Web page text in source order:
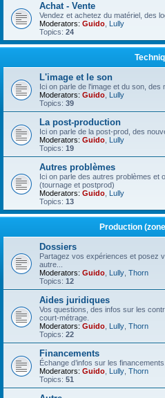
Achat - Vente
Vendez et achetez du matériel, des
Moderators: Guido Lully
Topics: 24
L'image et le son
Ici on parle de l'image et du son, des
Moderators: Guido Lully
Topics: 39
La post-production
Ici on parle de la post-prod, des
Moderators: Guido Lully
Topics: 19
Autres problèmes
Ici on parle des autres problèmes et
(tournage et postprod)
Moderators: Guido Lully
Topics: 13
Production
Dossiers
Partagez vos expériences et posez
autre...
Moderators: Guido Lully Thorn
Topics: 12
Aides juridiques
Vos questions, des infos sur les
court-métrage.
Moderators: Guido Lully Thorn
Topics: 22
Financements
Échange d’infos sur les financements.
Moderators: Guido Lully Thorn
Topics: 51